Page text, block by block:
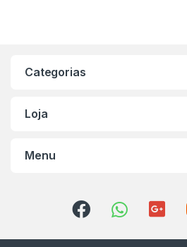
Categorias
Loja
Menu